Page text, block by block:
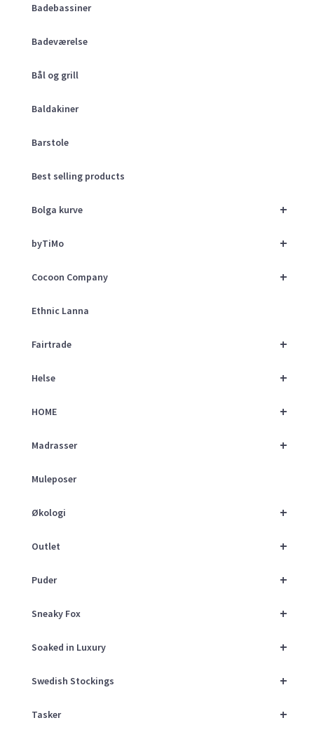
Badebassiner
Badeværelse
Bål og grill
Baldakiner
Barstole
Best selling products
+
Bolga kurve
+
byTiMo
+
Cocoon Company
Ethnic Lanna
+
Fairtrade
+
Helse
+
HOME
+
Madrasser
Muleposer
+
Økologi
+
Outlet
+
Puder
+
Sneaky Fox
+
Soaked in Luxury
+
Swedish Stockings
+
Tasker